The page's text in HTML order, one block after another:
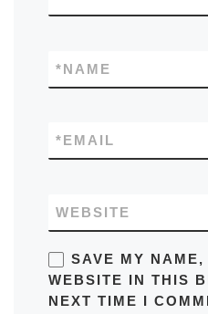
NAME
*
EMAIL
*
WEBSITE
SAVE MY
WEBSITE IN THIS
NEXT TIME I